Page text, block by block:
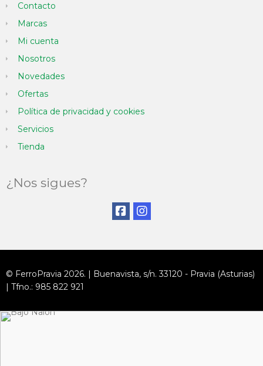
Contacto
Marcas
Mi cuenta
Nosotros
Novedades
Ofertas
Política de privacidad y cookies
Servicios
Tienda
¿Nos sigues?
© FerroPravia 2026. | Buenavista, s/n. 33120 - Pravia (Asturias)
| Tfno.: 985 822 921